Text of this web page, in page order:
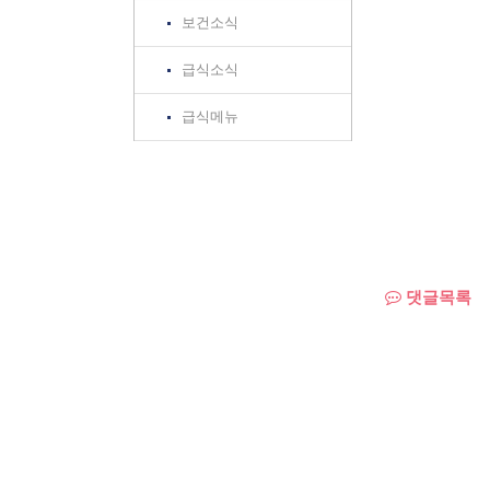
보건소식
급식소식
급식메뉴
댓글목록